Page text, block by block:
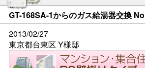
GT-168SA-1からのガス給湯器交換
2013/02/27
東京都台東区 Y様邸